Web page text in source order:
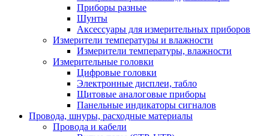
Приборы разные
Шунты
Аксессуары для измерительных приборов
Измерители температуры и влажности
Измерители температуры, влажности
Измерительные головки
Цифровые головки
Электронные дисплеи, табло
Щитовые аналоговые приборы
Панельные индикаторы сигналов
Провода, шнуры, расходные материалы
Провода и кабели